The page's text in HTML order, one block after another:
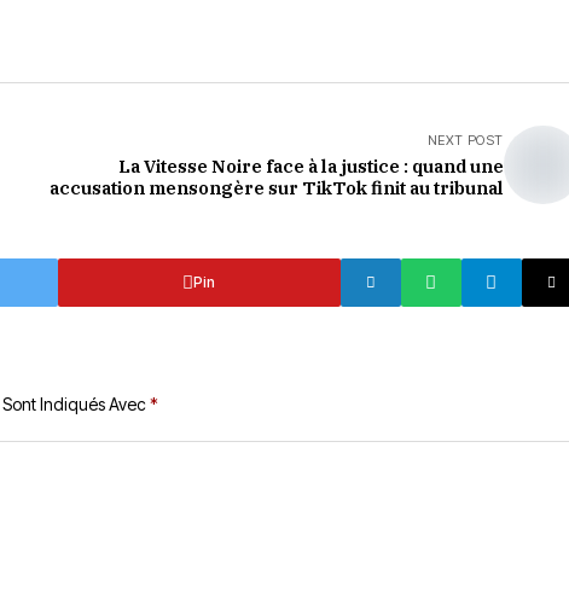
NEXT POST
La Vitesse Noire face à la justice : quand une
accusation mensongère sur TikTok finit au tribunal
Pin
Indiqués Avec*